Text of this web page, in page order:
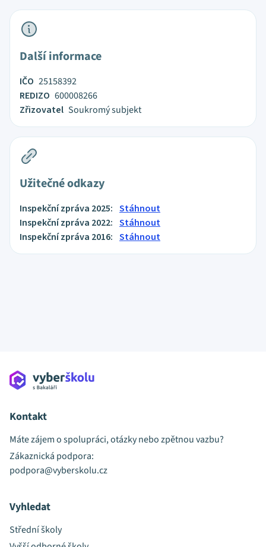
Další informace
IČO 25158392
REDIZO 600008266
Zřizovatel Soukromý subjekt
Užitečné odkazy
Inspekční zpráva 2025: Stáhnout
Inspekční zpráva 2022: Stáhnout
Inspekční zpráva 2016: Stáhnout
Kontakt
Máte zájem o spolupráci, otázky nebo zpětnou vazbu?
Zákaznická podpora:
podpora@vyberskolu.cz
Vyhledat
Střední školy